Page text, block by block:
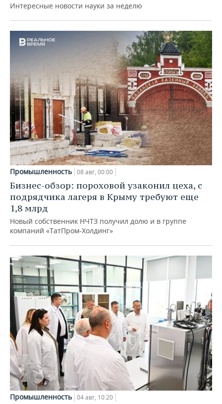
Интересные новости науки за неделю
Промышленность 08 авг, 00:00
Бизнес-обзор: пороховой узаконил цеха, с
подрядчика лагеря в Крыму требуют еще
1,8 млрд
Новый собственник НЧТЗ получил долю и в группе
компаний «ТатПром-Холдинг»
Промышленность 04 авг, 10:20